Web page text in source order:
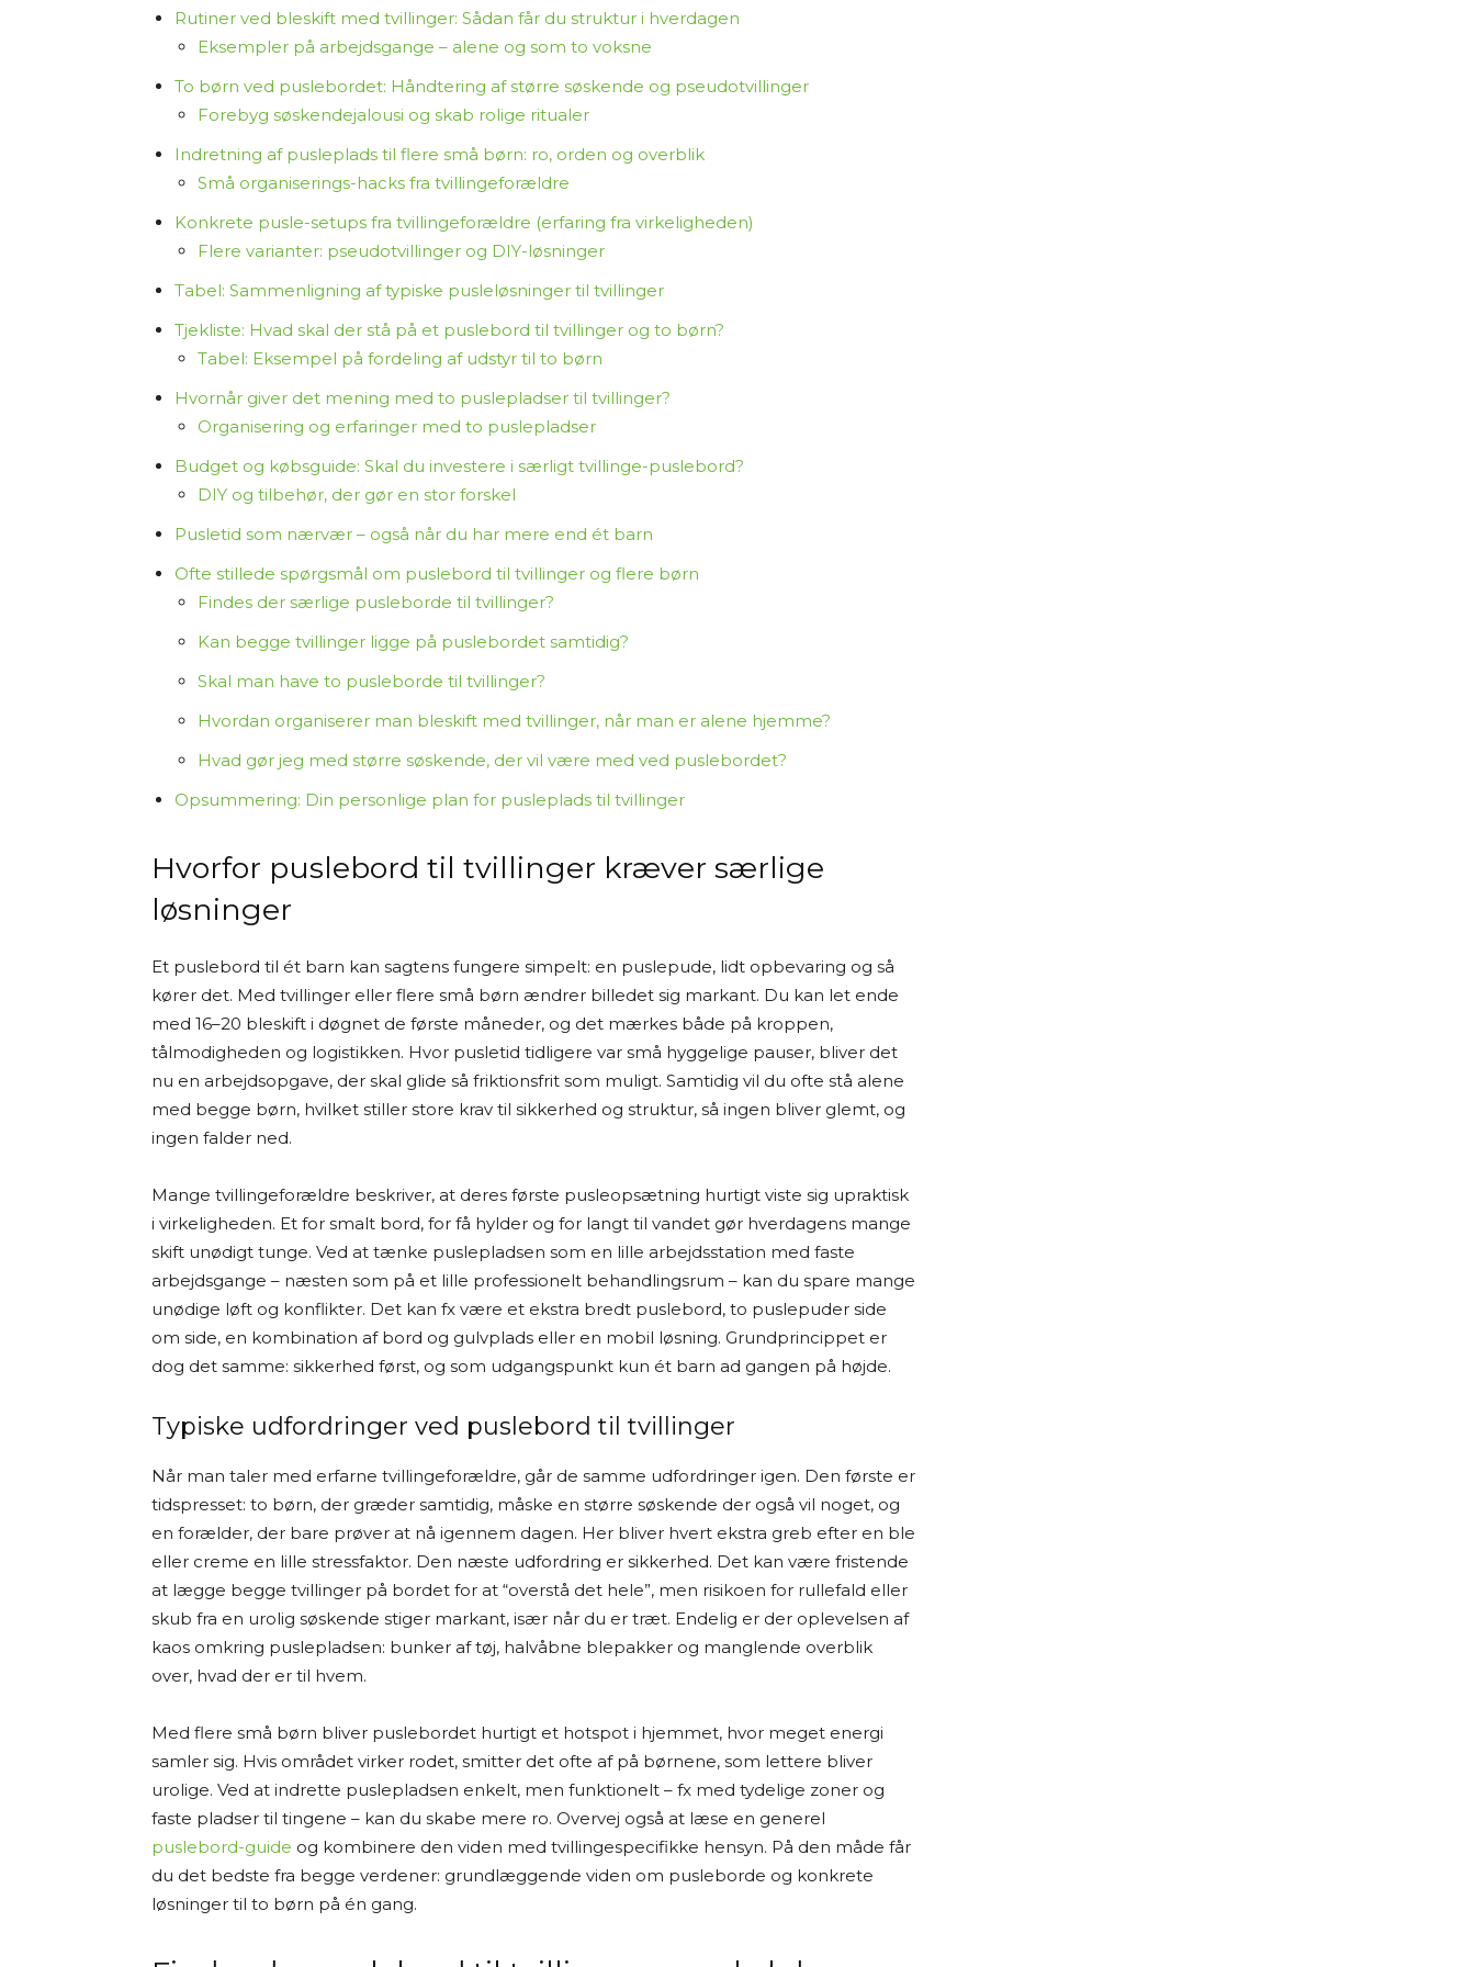
Rutiner ved bleskift med tvillinger: Sådan får du struktur i hverdagen
Eksempler på arbejdsgange – alene og som to voksne
To børn ved puslebordet: Håndtering af større søskende og pseudotvillinger
Forebyg søskendejalousi og skab rolige ritualer
Indretning af pusleplads til flere små børn: ro, orden og overblik
Små organiserings-hacks fra tvillingeforældre
Konkrete pusle-setups fra tvillingeforældre (erfaring fra virkeligheden)
Flere varianter: pseudotvillinger og DIY-løsninger
Tabel: Sammenligning af typiske pusleløsninger til tvillinger
Tjekliste: Hvad skal der stå på et puslebord til tvillinger og to børn?
Tabel: Eksempel på fordeling af udstyr til to børn
Hvornår giver det mening med to puslepladser til tvillinger?
Organisering og erfaringer med to puslepladser
Budget og købsguide: Skal du investere i særligt tvillinge-puslebord?
DIY og tilbehør, der gør en stor forskel
Pusletid som nærvær – også når du har mere end ét barn
Ofte stillede spørgsmål om puslebord til tvillinger og flere børn
Findes der særlige pusleborde til tvillinger?
Kan begge tvillinger ligge på puslebordet samtidig?
Skal man have to pusleborde til tvillinger?
Hvordan organiserer man bleskift med tvillinger, når man er alene hjemme?
Hvad gør jeg med større søskende, der vil være med ved puslebordet?
Opsummering: Din personlige plan for pusleplads til tvillinger
Hvorfor puslebord til tvillinger kræver særlige
løsninger
Et puslebord til ét barn kan sagtens fungere simpelt: en puslepude, lidt opbevaring og så
kører det. Med tvillinger eller flere små børn ændrer billedet sig markant. Du kan let ende
med 16–20 bleskift i døgnet de første måneder, og det mærkes både på kroppen,
tålmodigheden og logistikken. Hvor pusletid tidligere var små hyggelige pauser, bliver det
nu en arbejdsopgave, der skal glide så friktionsfrit som muligt. Samtidig vil du ofte stå alene
med begge børn, hvilket stiller store krav til sikkerhed og struktur, så ingen bliver glemt, og
ingen falder ned.
Mange tvillingeforældre beskriver, at deres første pusleopsætning hurtigt viste sig upraktisk
i virkeligheden. Et for smalt bord, for få hylder og for langt til vandet gør hverdagens mange
skift unødigt tunge. Ved at tænke puslepladsen som en lille arbejdsstation med faste
arbejdsgange – næsten som på et lille professionelt behandlingsrum – kan du spare mange
unødige løft og konflikter. Det kan fx være et ekstra bredt puslebord, to puslepuder side
om side, en kombination af bord og gulvplads eller en mobil løsning. Grundprincippet er
dog det samme: sikkerhed først, og som udgangspunkt kun ét barn ad gangen på højde.
Typiske udfordringer ved puslebord til tvillinger
Når man taler med erfarne tvillingeforældre, går de samme udfordringer igen. Den første er
tidspresset: to børn, der græder samtidig, måske en større søskende der også vil noget, og
en forælder, der bare prøver at nå igennem dagen. Her bliver hvert ekstra greb efter en ble
eller creme en lille stressfaktor. Den næste udfordring er sikkerhed. Det kan være fristende
at lægge begge tvillinger på bordet for at “overstå det hele”, men risikoen for rullefald eller
skub fra en urolig søskende stiger markant, især når du er træt. Endelig er der oplevelsen af
kaos omkring puslepladsen: bunker af tøj, halvåbne blepakker og manglende overblik
over, hvad der er til hvem.
Med flere små børn bliver puslebordet hurtigt et hotspot i hjemmet, hvor meget energi
samler sig. Hvis området virker rodet, smitter det ofte af på børnene, som lettere bliver
urolige. Ved at indrette puslepladsen enkelt, men funktionelt – fx med tydelige zoner og
faste pladser til tingene – kan du skabe mere ro. Overvej også at læse en generel
puslebord-guide og kombinere den viden med tvillingespecifikke hensyn. På den måde får
du det bedste fra begge verdener: grundlæggende viden om pusleborde og konkrete
løsninger til to børn på én gang.